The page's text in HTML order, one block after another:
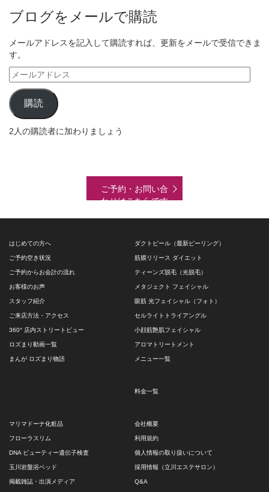
ブログをメールで購読
メールアドレスを記入して購読すれば、更新をメールで受信できま
す。
メ
ー
ル
ア
ド
レ
購読
2人の購読者に加わりましょう
ご予約・お問い合
わせはこちらです
はじめての方へ
ご予約空き状況
ご予約からお会計の流れ
お客様のお声
スタッフ紹介
ご来店方法・アクセス
360° 店内ストリートビュー
ロズまり動画一覧
まんが ロズまり物語
ダクトピール（最新ピーリング）
筋膜リリース ダイエット
ティーンズ脱毛（光脱毛）
メタジェクト フェイシャル
眼筋 光フェイシャル（フォト）
セルライトトライアングル
小顔筋艶肌フェイシャル
アロマトリートメント
メニュー一覧
料金一覧
マリマドーナ化粧品
フローラスリム
DNA ビューティー遺伝子検査
玉川岩盤浴ベッド
掲載雑誌・出演メディア
会社概要
利用規約
個人情報の取り扱いについて
採用情報（立川エステサロン）
Q&A